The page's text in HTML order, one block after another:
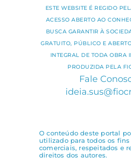
ESTE WEBSITE É REGIDO
ACESSO ABERTO AO
BUSCA GARANTIR À
GRATUITO, PÚBLICO E
INTEGRAL DE TODA OBRA
PRODUZIDA PELA
Fale
O conteúdo deste portal
utilizado para todos os fins
comerciais, respeitados e
direitos dos autores.